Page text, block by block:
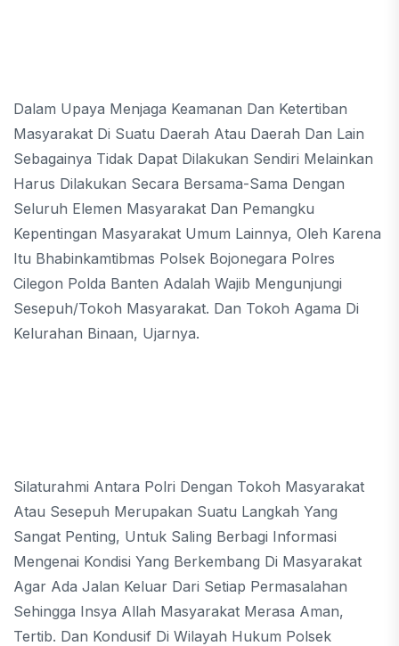
Dalam Upaya Menjaga Keamanan Dan Ketertiban
Masyarakat Di Suatu Daerah Atau Daerah Dan Lain
Sebagainya Tidak Dapat Dilakukan Sendiri Melainkan
Harus Dilakukan Secara Bersama-Sama Dengan
Seluruh Elemen Masyarakat Dan Pemangku
Kepentingan Masyarakat Umum Lainnya, Oleh Karena
Itu Bhabinkamtibmas Polsek Bojonegara Polres
Cilegon Polda Banten Adalah Wajib Mengunjungi
Sesepuh/tokoh Masyarakat. Dan Tokoh Agama Di
Kelurahan Binaan, Ujarnya.
Silaturahmi Antara Polri Dengan Tokoh Masyarakat
Atau Sesepuh Merupakan Suatu Langkah Yang
Sangat Penting, Untuk Saling Berbagi Informasi
Mengenai Kondisi Yang Berkembang Di Masyarakat
Agar Ada Jalan Keluar Dari Setiap Permasalahan
Sehingga Insya Allah Masyarakat Merasa Aman,
Tertib. Dan Kondusif Di Wilayah Hukum Polsek